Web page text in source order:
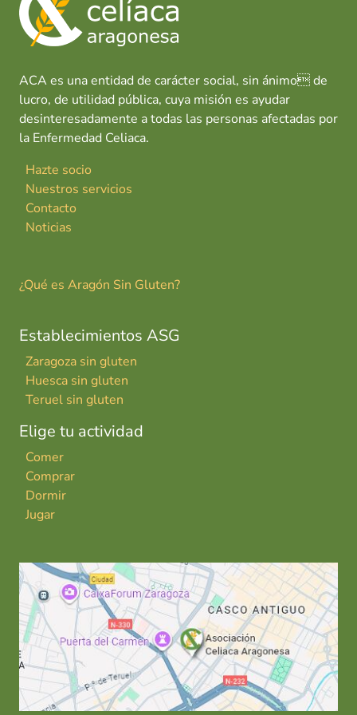
k p
ACA es una entidad de carácter social, sin ánimo de
lucro, de utilidad pública, cuya misión es ayudar
desinteresadamente a todas las personas afectadas por
la Enfermedad Celiaca.
Hazte socio
Nuestros servicios
Contacto
Noticias
¿Qué es Aragón Sin Gluten?
Establecimientos ASG
Zaragoza sin gluten
Huesca sin gluten
Teruel sin gluten
Elige tu actividad
Comer
Comprar
Dormir
Jugar